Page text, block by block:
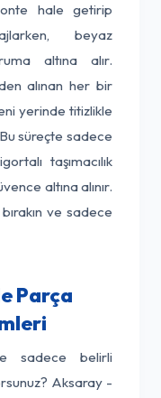
hale getirip
beyaz
altına alır.
alınan her bir
yerinde titizlikle
süreçte sadece
taşımacılık
altına alınır.
ve sadece
Parça
sadece belirli
Aksaray -